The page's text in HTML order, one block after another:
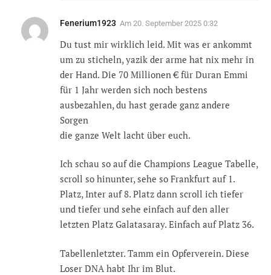
Fenerium1923 Am 20. September 2025 0:32
Du tust mir wirklich leid. Mit was er ankommt
um zu sticheln, yazik der arme hat nix mehr in
der Hand. Die 70 Millionen € für Duran Emmi
für 1 Jahr werden sich noch bestens
ausbezahlen, du hast gerade ganz andere
Sorgen
die ganze Welt lacht über euch.
Ich schau so auf die Champions League Tabelle,
scroll so hinunter, sehe so Frankfurt auf 1.
Platz, Inter auf 8. Platz dann scroll ich tiefer
und tiefer und sehe einfach auf den aller
letzten Platz Galatasaray. Einfach auf Platz 36.
Tabellenletzter. Tamm ein Opferverein. Diese
Loser DNA habt Ihr im Blut.